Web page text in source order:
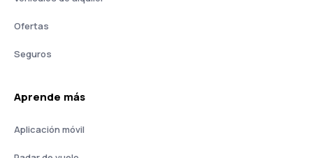
Ofertas
Seguros
Aprende más
Aplicación móvil